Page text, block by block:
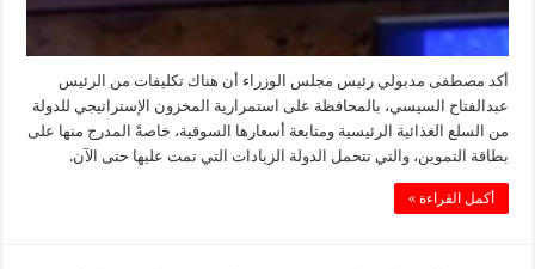
أكد مصطفى مدبولي رئيس مجلس الوزراء أن هناك تكليفات من الرئيس
عبدالفتاح السيسي، بالمحافظة على استمرارية المخزون الإستراتيجي للدولة
من السلع الغذائية الرئيسية ومتابعة أسعارها السوقية، خاصةً المدرج منها على
بطاقة التموين، والتي تتحمل الدولة الزيادات التي تمت عليها حتى الآن.
أكمل القراءة »